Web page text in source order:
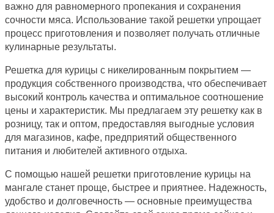
важно для равномерного пропекания и сохранения
сочности мяса. Использование такой решетки упрощает
процесс приготовления и позволяет получать отличные
кулинарные результаты.
Решетка для курицы с никелированным покрытием —
продукция собственного производства, что обеспечивает
высокий контроль качества и оптимальное соотношение
цены и характеристик. Мы предлагаем эту решетку как в
розницу, так и оптом, предоставляя выгодные условия
для магазинов, кафе, предприятий общественного
питания и любителей активного отдыха.
С помощью нашей решетки приготовление курицы на
мангале станет проще, быстрее и приятнее. Надежность,
удобство и долговечность — основные преимущества